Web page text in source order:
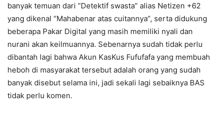
banyak temuan dari “Detektif swasta” alias Netizen +62
yang dikenal “Mahabenar atas cuitannya”, serta didukung
beberapa Pakar Digital yang masih memiliki nyali dan
nurani akan keilmuannya. Sebenarnya sudah tidak perlu
dibantah lagi bahwa Akun KasKus Fufufafa yang membuah
heboh di masyarakat tersebut adalah orang yang sudah
banyak disebut selama ini, jadi sekali lagi sebaiknya BAS
tidak perlu komen.